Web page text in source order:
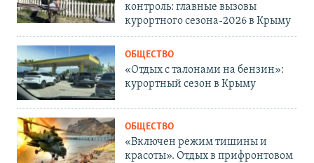
контроль: главные вызовы
курортного сезона-2026 в Крыму
ОБЩЕСТВО
«Отдых с талонами на бензин»:
курортный сезон в Крыму
ОБЩЕСТВО
«Включен режим тишины и
красоты». Отдых в прифронтовом